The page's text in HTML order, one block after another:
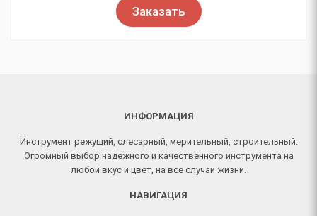
Заказать
ИНФОРМАЦИЯ
Инструмент режущий, слесарный, мерительный, строительный.
Огромный выбор надежного и качественного инструмента на
любой вкус и цвет, на все случаи жизни.
НАВИГАЦИЯ